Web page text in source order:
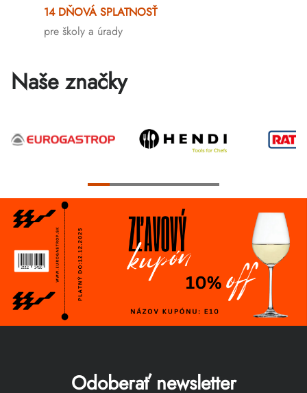
prvky
14 DŇOVÁ SPLATNOSŤ
pre školy a úrady
Naše značky
Odoberať newsletter